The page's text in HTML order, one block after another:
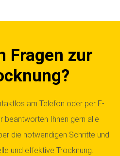
Fragen zur
am Telefon oder per E-
beantworten Ihnen gern alle
die notwendigen Schritte und
und effektive Trocknung.